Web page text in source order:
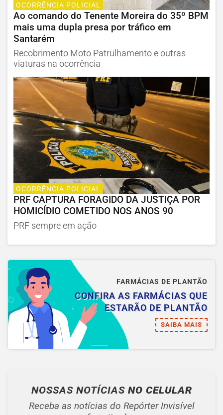
OCORRÊNCIA POLICIAL
Ao comando do Tenente Moreira do 35º BPM
mais uma dupla presa por tráfico em
Santarém
Recobrimento Moto Patrulhamento e outras
viaturas na ocorrência
OCORRÊNCIA POLICIAL
PRF CAPTURA FORAGIDO DA JUSTIÇA POR
HOMICÍDIO COMETIDO NOS ANOS 90
PRF sempre em ação
FARMÁCIAS DE PLANTÃO
CONFIRA AS FARMÁCIAS QUE
ESTARÃO DE PLANTÃO
SAIBA MAIS
NOSSAS NOTÍCIAS NO CELULAR
Receba as notícias do Repórter Invisível